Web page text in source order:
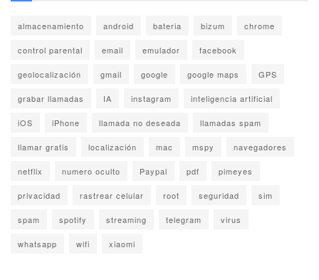
almacenamiento android bateria bizum chrome
control parental email emulador facebook
geolocalización gmail google google maps GPS
grabar llamadas IA instagram inteligencia artificial
iOS iPhone llamada no deseada llamadas spam
llamar gratis localización mac mspy navegadores
netflix numero oculto Paypal pdf pimeyes
privacidad rastrear celular root seguridad sim
spam spotify streaming telegram virus
whatsapp wifi xiaomi